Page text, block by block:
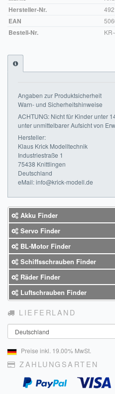
Unsere Philosophie
KONTAKT
MEIN KONTO
WARENKORB
Hersteller-Nr.
EAN
Bestell-Nr.
Angaben zur Produktsicherheit
Warn- und Sicherheitshinweise
ACHTUNG: Nicht für Kinder unter
unter unmittelbarer Aufsicht von
Hersteller:
Klaus Krick Modelltechnik
Industriestraße 1
75438 Knittlingen
Deutschland
eMail: info@krick-modell.de
Akku Finder
Servo Finder
BL-Motor Finder
Schiffsschrauben Finder
Räder Finder
Luftschrauben Finder
LIEFERLAND
Land
Preise inkl. 19.00% MwSt.
ZAHLUNGSARTEN